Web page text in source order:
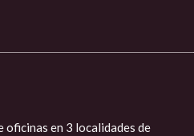
oficinas en 3 localidades de